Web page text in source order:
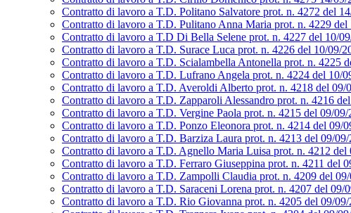
Contratto di lavoro a T.D. Politano Salvatore prot. n. 4272 del
Contratto di lavoro a T.D. Pulitano Anna Maria prot. n. 4229 del
Contratto di lavoro a T.D Di Bella Selene prot. n. 4227 del 10/
Contratto di lavoro a T.D. Surace Luca prot. n. 4226 del 10/09/
Contratto di lavoro a T.D. Scialambella Antonella prot. n. 4225
Contratto di lavoro a T.D. Lufrano Angela prot. n. 4224 del 10/
Contratto di lavoro a T.D. Averoldi Alberto prot. n. 4218 del 09/
Contratto di lavoro a T.D. Zapparoli Alessandro prot. n. 4216
Contratto di lavoro a T.D. Vergine Paola prot. n. 4215 del 09/09/
Contratto di lavoro a T.D. Ponzo Eleonora prot. n. 4214 del 09/
Contratto di lavoro a T.D. Barziza Laura prot. n. 4213 del 09/09/
Contratto di lavoro a T.D. Agnello Maria Luisa prot. n. 4212 del
Contratto di lavoro a T.D. Ferraro Giuseppina prot. n. 4211 del
Contratto di lavoro a T.D. Zampolli Claudia prot. n. 4209 del
Contratto di lavoro a T.D. Saraceni Lorena prot. n. 4207 del 09/
Contratto di lavoro a T.D. Rio Giovanna prot. n. 4205 del 09/09/